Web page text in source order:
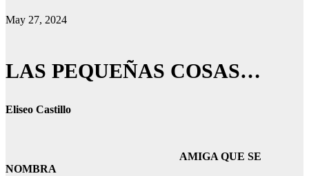
May 27, 2024
LAS PEQUEÑAS COSAS…
Eliseo Castillo
AMIGA QUE SE
NOMBRA